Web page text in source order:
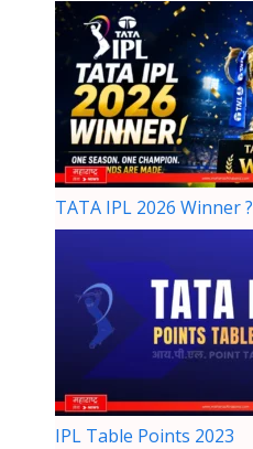
TATA IPL 2026 Winner ?
IPL Table Points 2023